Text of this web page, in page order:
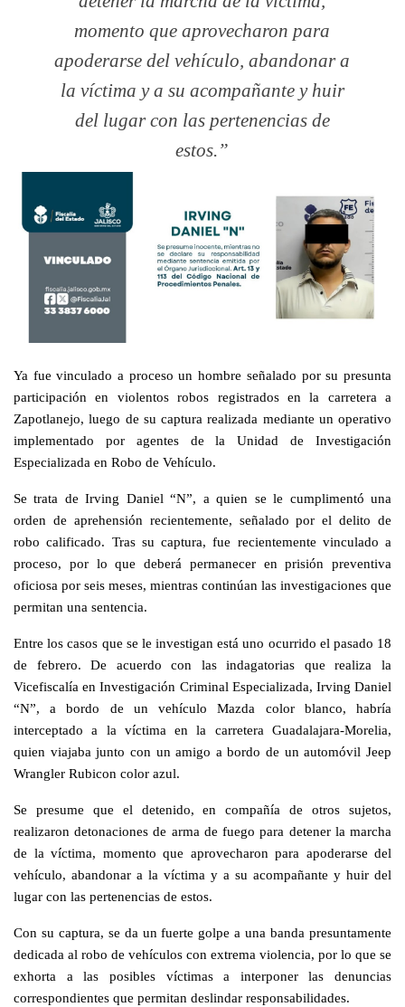
momento que aprovecharon para
apoderarse del vehículo, abandonar a
la víctima y a su acompañante y huir
del lugar con las pertenencias de
estos.
Ya fue vinculado a proceso un hombre señalado por su presunta
participación en violentos robos registrados en la carretera a
Zapotlanejo, luego de su captura realizada mediante un operativo
implementado por agentes de la Unidad de Investigación
Especializada en Robo de Vehículo.
Se trata de Irving Daniel “N”, a quien se le cumplimentó una
orden de aprehensión recientemente, señalado por el delito de
robo calificado. Tras su captura, fue recientemente vinculado a
proceso, por lo que deberá permanecer en prisión preventiva
oficiosa por seis meses, mientras continúan las investigaciones que
permitan una sentencia.
Entre los casos que se le investigan está uno ocurrido el pasado 18
de febrero. De acuerdo con las indagatorias que realiza la
Vicefiscalía en Investigación Criminal Especializada, Irving Daniel
“N”, a bordo de un vehículo Mazda color blanco, habría
interceptado a la víctima en la carretera Guadalajara-Morelia,
quien viajaba junto con un amigo a bordo de un automóvil Jeep
Wrangler Rubicon color azul.
Se presume que el detenido, en compañía de otros sujetos,
realizaron detonaciones de arma de fuego para detener la marcha
de la víctima, momento que aprovecharon para apoderarse del
vehículo, abandonar a la víctima y a su acompañante y huir del
lugar con las pertenencias de estos.
Con su captura, se da un fuerte golpe a una banda presuntamente
dedicada al robo de vehículos con extrema violencia, por lo que se
exhorta a las posibles víctimas a interponer las denuncias
correspondientes que permitan deslindar responsabilidades.